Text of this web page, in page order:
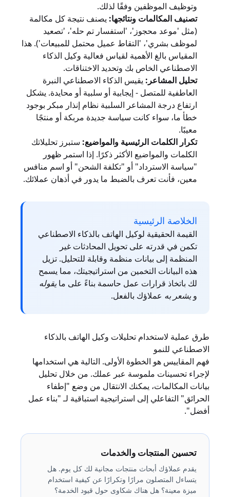
وتوظيف الموظفين وفقًا لذلك.
تصنيف المكالمات ونتائجها: يصنف نتيجة كل مكالمة
(مثل 'موعد محجوز'، 'استفسار تم حله'، 'تصعيد
لموظف بشري'، 'التقاط عميل محتمل للمبيعات'). هذا
المقياس بالغ الأهمية لقياس فعالية وكيل الذكاء
الاصطناعي الخاص بك وتحديد الاختناقات.
تحليل المشاعر: يقيس الذكاء الاصطناعي النبرة
العاطفية للمتصل - إيجابية أو سلبية أو محايدة. يشكل
ارتفاع درجة المشاعر السلبية نظام إنذار مبكر بوجود
خطأ ما، سواء كانت سياسة جديدة مربكة أو منتجًا
معيبًا.
تكرار الكلمات الرئيسية والمواضيع: ستبرز تحليلاتك
الكلمات والمواضيع الأكثر ذكرًا. إذا استمر ظهور
"سياسة الاسترداد" أو "تكلفة الشحن" أو اسم منافس
معين، فأنت تعرف بالضبط ما يدور في أذهان عملائك.
الخلاصة الرئيسية
القيمة الحقيقية لوكيل الهاتف بالذكاء الاصطناعي
تكمن في قدرته على تحويل المحادثات غير
المنظمة إلى بيانات منظمة وقابلة للتحليل. تزيل
هذه البيانات التخمين من استراتيجيتك، مما يسمح
لك باتخاذ قرارات عمل حاسمة بناءً على ما يقوله
و يشعر به عملاؤك بالفعل.
طرق عملية لاستخدام تحليلات وكيل الهاتف بالذكاء
الاصطناعي للنمو
فهم المقاييس هو الخطوة الأولى. التالية هي استخدامها
لإجراء تحسينات ملموسة عبر عملك. من خلال تحليل
بيانات المكالمات، يمكنك الانتقال من وضع "إطفاء
الحرائق" التفاعلي إلى استراتيجية استباقية لـ "بناء عمل
أفضل".
تحسين المنتجات والخدمات
يقدم عملاؤك أبحاث منتجات مجانية لك كل يوم. هل
يتساءل المتصلون مرارًا وتكرارًا عن كيفية استخدام
ميزة معينة؟ هل هناك شكاوى حول قيود الخدمة؟